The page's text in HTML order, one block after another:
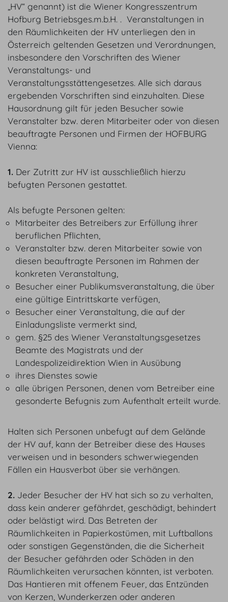
„HV“ genannt) ist die Wiener Kongresszentrum
Hofburg Betriebsges.m.b.H. . Veranstaltungen in
den Räumlichkeiten der HV unterliegen den in
Österreich geltenden Gesetzen und Verordnungen,
insbesondere den Vorschriften des Wiener
Veranstaltungs- und
Veranstaltungsstättengesetzes. Alle sich daraus
ergebenden Vorschriften sind einzuhalten. Diese
Hausordnung gilt für jeden Besucher sowie
Veranstalter bzw. deren Mitarbeiter oder von diesen
beauftragte Personen und Firmen der HOFBURG
Vienna:
1. Der Zutritt zur HV ist ausschließlich hierzu
befugten Personen gestattet.
Als befugte Personen gelten:
Mitarbeiter des Betreibers zur Erfüllung ihrer
beruflichen Pflichten,
Veranstalter bzw. deren Mitarbeiter sowie von
diesen beauftragte Personen im Rahmen der
konkreten Veranstaltung,
Besucher einer Publikumsveranstaltung, die über
eine gültige Eintrittskarte verfügen,
Besucher einer Veranstaltung, die auf der
Einladungsliste vermerkt sind,
gem. §25 des Wiener Veranstaltungsgesetzes
Beamte des Magistrats und der
Landespolizeidirektion Wien in Ausübung
ihres Dienstes sowie
alle übrigen Personen, denen vom Betreiber eine
gesonderte Befugnis zum Aufenthalt erteilt wurde.
Halten sich Personen unbefugt auf dem Gelände
der HV auf, kann der Betreiber diese des Hauses
verweisen und in besonders schwerwiegenden
Fällen ein Hausverbot über sie verhängen.
2. Jeder Besucher der HV hat sich so zu verhalten,
dass kein anderer gefährdet, geschädigt, behindert
oder belästigt wird. Das Betreten der
Räumlichkeiten in Papierkostümen, mit Luftballons
oder sonstigen Gegenständen, die die Sicherheit
der Besucher gefährden oder Schäden in den
Räumlichkeiten verursachen könnten, ist verboten.
Das Hantieren mit offenem Feuer, das Entzünden
von Kerzen, Wunderkerzen oder anderen